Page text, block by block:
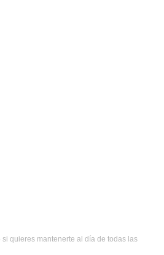
si quieres mantenerte al día de todas las